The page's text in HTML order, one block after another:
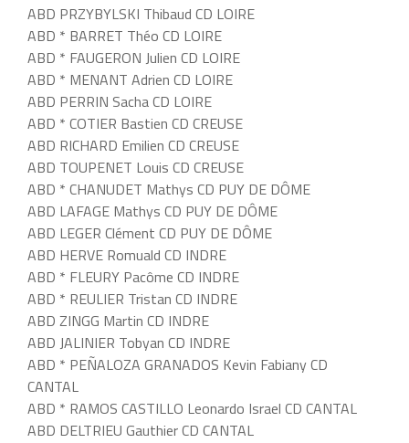
ABD PRZYBYLSKI Thibaud CD LOIRE
ABD * BARRET Théo CD LOIRE
ABD * FAUGERON Julien CD LOIRE
ABD * MENANT Adrien CD LOIRE
ABD PERRIN Sacha CD LOIRE
ABD * COTIER Bastien CD CREUSE
ABD RICHARD Emilien CD CREUSE
ABD TOUPENET Louis CD CREUSE
ABD * CHANUDET Mathys CD PUY DE DÔME
ABD LAFAGE Mathys CD PUY DE DÔME
ABD LEGER Clément CD PUY DE DÔME
ABD HERVE Romuald CD INDRE
ABD * FLEURY Pacôme CD INDRE
ABD * REULIER Tristan CD INDRE
ABD ZINGG Martin CD INDRE
ABD JALINIER Tobyan CD INDRE
ABD * PEÑALOZA GRANADOS Kevin Fabiany CD
CANTAL
ABD * RAMOS CASTILLO Leonardo Israel CD CANTAL
ABD DELTRIEU Gauthier CD CANTAL